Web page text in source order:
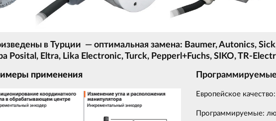
в Турции — оптимальная замена: Baumer, Autonics,
Posital, Eltra, Lika Electronic, Turck, Pepperl+Fuchs, SIKO, TR-
применения
Европейское
Программируемые: